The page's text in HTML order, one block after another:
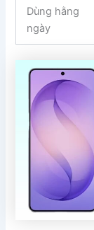
Dùng hằng
ngày